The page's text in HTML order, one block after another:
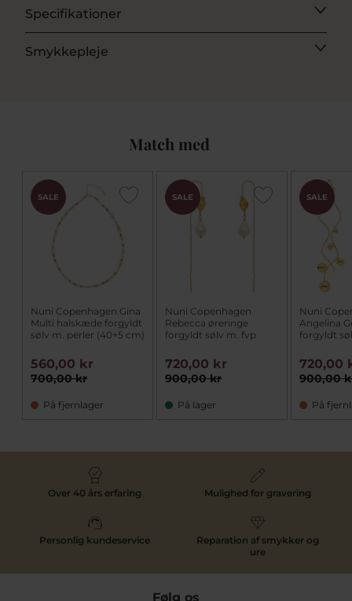
Specifikationer
Smykkepleje
Match med
SALE
Nuni Copenhagen Gina
Multi halskæde forgyldt
sølv m. perler (40+5 cm)
700,00 kr
560,00 kr
På fjernlager
SALE
Nuni Copenhagen
Rebecca øreringe
forgyldt sølv m. fvp
900,00 kr
720,00 kr
På lager
SALE
Nuni
Angelina
forgyldt
900,00
720,00
På
Over 40 års erfaring Mulighed for gravering
Personlig kundeservice
Reparation af smykker og
ure
Følg os